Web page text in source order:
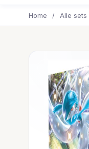
Home / Alle sets